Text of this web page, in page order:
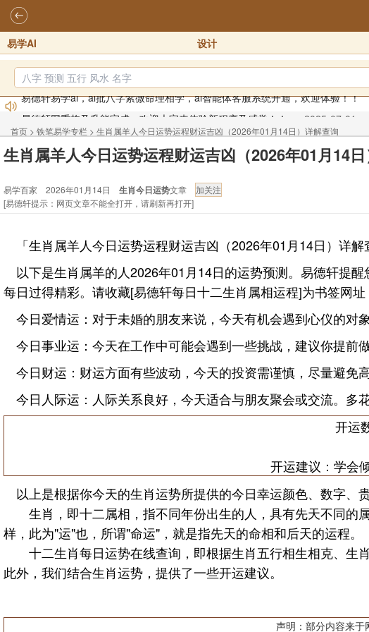
易学AI 设计
易德轩网重构及升能完成，欢迎大家来体验新程序及感觉！！
2025-07-01
2026年化太岁锦囊属马、鼠、牛、龙、兔、狗、鸡生肖化太岁开始预订！！
2026丙午年铁笔居士精批年运说明
2025-10-12
易德轩通告：本网站易德轩商标及LOGO注册声明
易德轩易学ai，ai批八字紫微命理相学，ai智能体客服系统开通，欢迎体验！！
首页 > 铁笔易学专栏 > 生肖属羊人今日运势运程财运吉凶（2026年01月14日）详解查询
生肖属羊人今日运势运程财运吉凶（2026年01月14
易学百家 2026年01月14日 生肖今日运势文章
[易德轩提示：网页文章不能全打开，请刷新再打开]
「生肖属羊人今日运势运程财运吉凶（2026年01月14日）详解
以下是生肖属羊的人2026年01月14日的运势预测。易德轩提
每日过得精彩。请收藏[易德轩每日十二生肖属相运程]为书签网址
今日爱情运：对于未婚的朋友来说，今天有机会遇到心仪的对
今日事业运：今天在工作中可能会遇到一些挑战，建议你提前
今日财运：财运方面有些波动，今天的投资需谨慎，尽量避免
今日人际运：人际关系良好，今天适合与朋友聚会或交流。多
开运
开运建议：学会
以上是根据你今天的生肖运势所提供的今日幸运颜色、数字、
生肖，即十二属相，指不同年份出生的人，具有先天不同的
样，此为"运"也，所谓"命运"，就是指先天的命相和后天的运程。
十二生肖每日运势在线查询，即根据生肖五行相生相克、生
此外，我们结合生肖运势，提供了一些开运建议。
声明：部分内容来于